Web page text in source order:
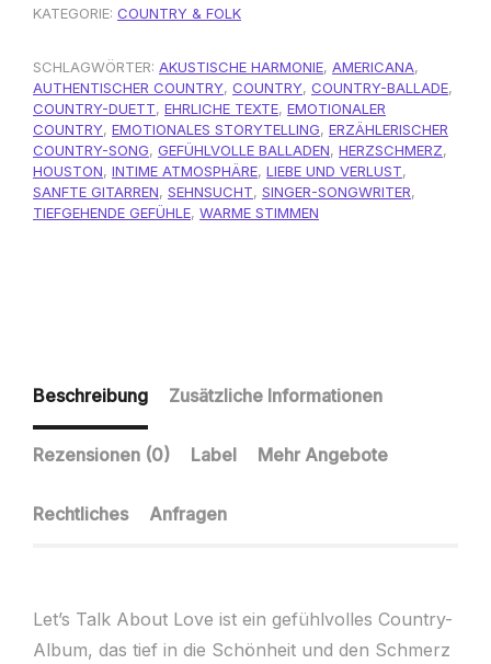
KATEGORIE: COUNTRY & FOLK
SCHLAGWÖRTER: AKUSTISCHE HARMONIE, AMERICANA,
AUTHENTISCHER COUNTRY, COUNTRY, COUNTRY-BALLADE,
COUNTRY-DUETT, EHRLICHE TEXTE, EMOTIONALER
COUNTRY, EMOTIONALES STORYTELLING, ERZÄHLERISCHER
COUNTRY-SONG, GEFÜHLVOLLE BALLADEN, HERZSCHMERZ,
HOUSTON, INTIME ATMOSPHÄRE, LIEBE UND VERLUST,
SANFTE GITARREN, SEHNSUCHT, SINGER-SONGWRITER,
TIEFGEHENDE GEFÜHLE, WARME STIMMEN
Beschreibung Zusätzliche Informationen
Rezensionen (0) Label Mehr Angebote
Rechtliches Anfragen
Let’s Talk About Love ist ein gefühlvolles Country-
Album, das tief in die Schönheit und den Schmerz